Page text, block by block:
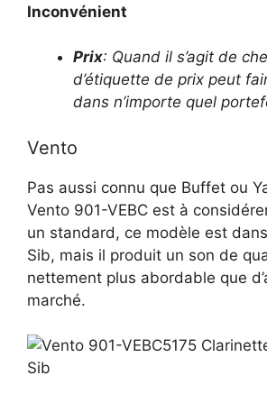
Inconvénient
Prix: Quand il s’agit de
d’étiquette de prix peut
dans n’importe quel
Vento
Pas aussi connu que Buffet ou
Vento 901-VEBC est à
un standard, ce modèle est
Sib, mais il produit un son de
nettement plus abordable que
marché.